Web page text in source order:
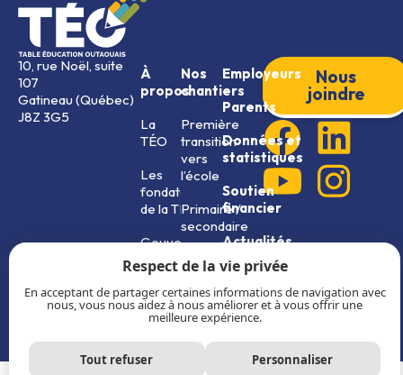
10, rue Noël, suite
107
Gatineau (Québec)
J8Z 3G5
À
propos
La
TÉO
Les
fondateurs
de la TÉO
Gouvernance
Plan
stratégique
et rapports
annuels
Nos
chantiers
Première
transition
vers
l’école
Primaire /
secondaire
ESSOR
16+
Employeurs
Parents
Données et
statistiques
Soutien
financier
Actualités
Nous
joindre
Respect de la vie privée
En acceptant de partager certaines informations de navigation avec
nous, vous nous aidez à nous améliorer et à vous offrir une
meilleure expérience.
Tout refuser Personnaliser